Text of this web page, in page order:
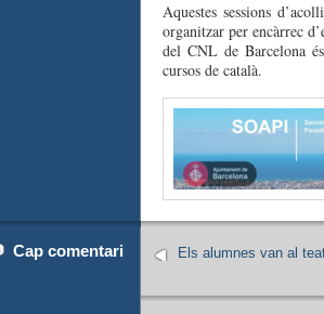
Aquestes sessions
organitzar per encàrrec
del CNL de Barcelona
cursos de català.
Cap comentari Els alumnes van al